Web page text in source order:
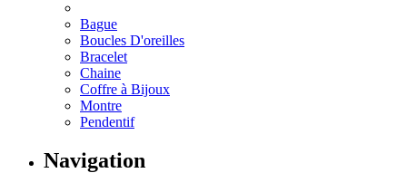
Bague
Boucles D'oreilles
Bracelet
Chaine
Coffre à Bijoux
Montre
Pendentif
Navigation